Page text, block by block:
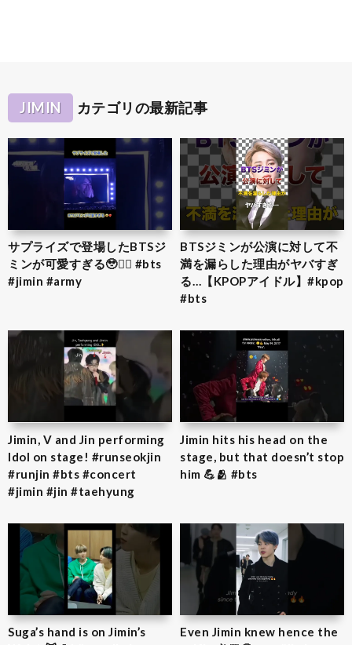
JIMIN カテゴリの最新記事
サプライズで登場したBTSジ
ミンが可愛すぎる🥹❤️‍🔥 #bts
#jimin #army
BTSジミンが公演に対して不
満を漏らした理由がヤバすぎ
る…【KPOPアイドル】#kpop
#bts
Jimin, V and Jin performing
Idol on stage! #runseokjin
#runjin #bts #concert
#jimin #jin #taehyung
Jimin hits his head on the
stage, but that doesn’t stop
him 💪🫂 #bts
Suga’s hand is on Jimin’s
Even Jimin knew hence the